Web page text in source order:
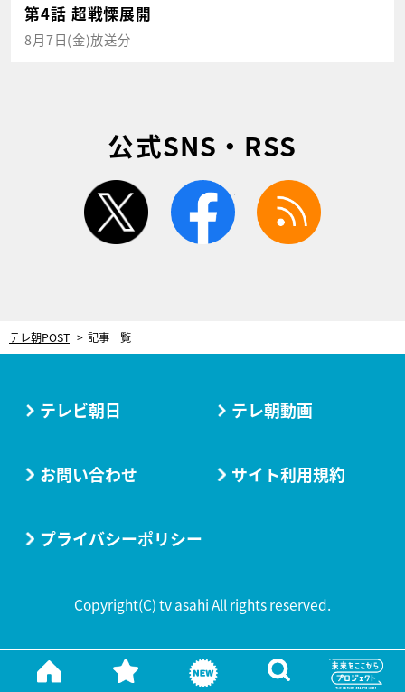
第4話 超戦慄展開
8月7日(金)放送分
公式SNS・RSS
twitter facebook
テレ朝POST 記事一覧
テレビ朝日 テレ朝動画
お問い合わせ サイト利用規約
プライバシーポリシー
Copyright(C) tv asahi All rights reserved.